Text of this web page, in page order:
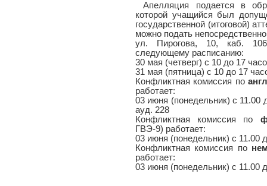
Апелляция подается в
которой учащийся был
государственной (итоговой)
можно подать
ул. Пирогова, 10, каб.
следующему расписанию:
30 мая (четверг) с 10 до 17
31 мая (пятница) с 10 до 17
Конфликтная комиссия по
работает:
03 июня (понедельник) с 11.00
ауд. 228
Конфликтная комиссия по
ГВЭ-9) работает:
03 июня (понедельник) с 11.00
Конфликтная комиссия по
работает:
03 июня (понедельник) с 11.00